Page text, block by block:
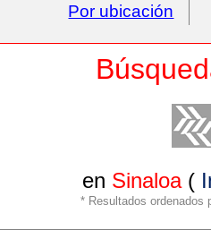
Por ubicación
en Sinaloa(
* Resultados ordenados